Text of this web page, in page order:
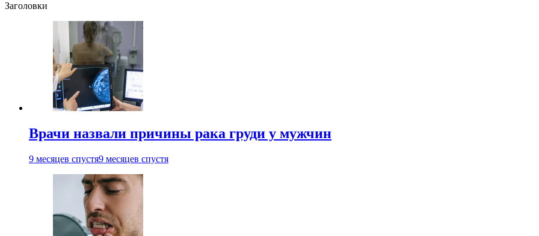
Заголовки
Врачи назвали причины рака груди у мужчин
9 месяцев спустя9 месяцев спустя